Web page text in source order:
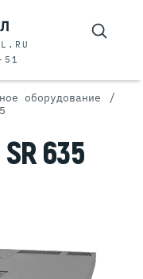
оборудование /
635